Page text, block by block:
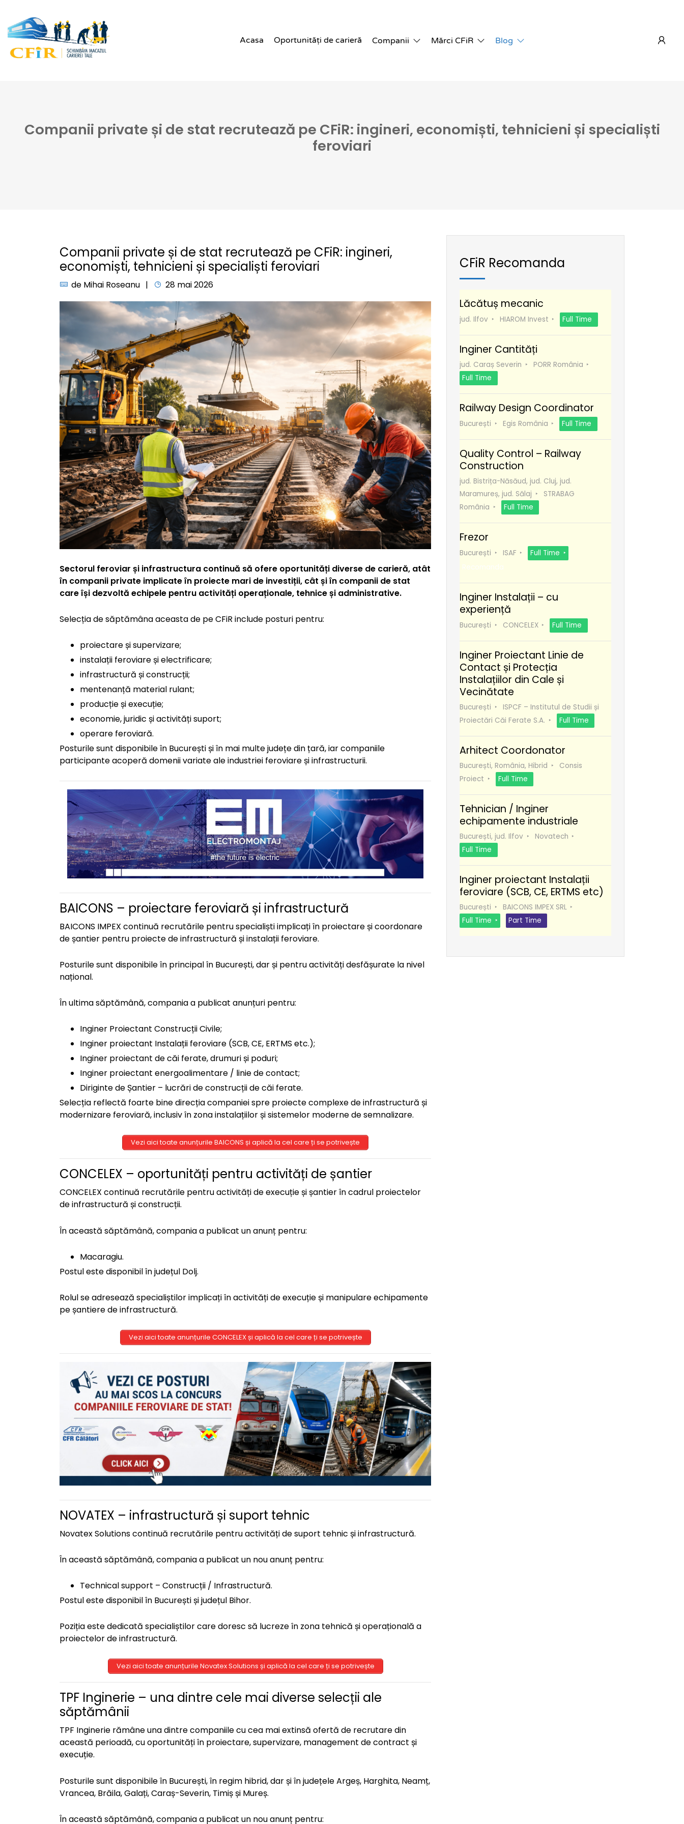
Acasa Oportunități de carieră Companii Mărci CFiR Blog
Companii private și de stat recrutează pe CFiR: ingineri, economiști, tehnicieni și specialiști
feroviari
Companii private și de stat recrutează pe CFiR: ingineri,
economiști, tehnicieni și specialiști feroviari
de Mihai Roseanu 28 mai 2026
Sectorul feroviar și infrastructura continuă să ofere oportunități diverse de carieră, atât
în companii private implicate în proiecte mari de investiții, cât și în companii de stat
care își dezvoltă echipele pentru activități operaționale, tehnice și administrative.
Selecția de săptămâna aceasta de pe CFiR include posturi pentru:
proiectare și supervizare;
instalații feroviare și electrificare;
infrastructură și construcții;
mentenanță material rulant;
producție și execuție;
economie, juridic și activități suport;
operare feroviară.
Posturile sunt disponibile în București și în mai multe județe din țară, iar companiile
participante acoperă domenii variate ale industriei feroviare și infrastructurii.
BAICONS – proiectare feroviară și infrastructură
BAICONS IMPEX continuă recrutările pentru specialiști implicați în proiectare și coordonare
de șantier pentru proiecte de infrastructură și instalații feroviare.
Posturile sunt disponibile în principal în București, dar și pentru activități desfășurate la nivel
național.
În ultima săptămână, compania a publicat anunțuri pentru:
Inginer Proiectant Construcții Civile;
Inginer proiectant Instalații feroviare (SCB, CE, ERTMS etc.);
Inginer proiectant de căi ferate, drumuri și poduri;
Inginer proiectant energoalimentare / linie de contact;
Diriginte de Șantier – lucrări de construcții de căi ferate.
Selecția reflectă foarte bine direcția companiei spre proiecte complexe de infrastructură și
modernizare feroviară, inclusiv în zona instalațiilor și sistemelor moderne de semnalizare.
Vezi aici toate anunțurile BAICONS și aplică la cel care ți se potrivește
CONCELEX – oportunități pentru activități de șantier
CONCELEX continuă recrutările pentru activități de execuție și șantier în cadrul proiectelor
de infrastructură și construcții.
În această săptămână, compania a publicat un anunț pentru:
Macaragiu.
Postul este disponibil în județul Dolj.
Rolul se adresează specialiștilor implicați în activități de execuție și manipulare echipamente
pe șantiere de infrastructură.
Vezi aici toate anunțurile CONCELEX și aplică la cel care ți se potrivește
NOVATEX – infrastructură și suport tehnic
Novatex Solutions continuă recrutările pentru activități de suport tehnic și infrastructură.
În această săptămână, compania a publicat un nou anunț pentru:
Technical support – Construcții / Infrastructură.
Postul este disponibil în București și județul Bihor.
Poziția este dedicată specialiștilor care doresc să lucreze în zona tehnică și operațională a
proiectelor de infrastructură.
Vezi aici toate anunțurile Novatex Solutions și aplică la cel care ți se potrivește
TPF Inginerie – una dintre cele mai diverse selecții ale
săptămânii
TPF Inginerie rămâne una dintre companiile cu cea mai extinsă ofertă de recrutare din
această perioadă, cu oportunități în proiectare, supervizare, management de contract și
execuție.
Posturile sunt disponibile în București, în regim hibrid, dar și în județele Argeș, Harghita, Neamț,
Vrancea, Brăila, Galați, Caraș-Severin, Timiș și Mureș.
În această săptămână, compania a publicat un nou anunț pentru:
CFiR Recomanda
Lăcătuș mecanic
jud. Ilfov HIAROM Invest Full Time
Inginer Cantități
jud. Caraș Severin
PORR România
Full Time
Railway Design Coordinator
București Egis România Full Time
Quality Control – Railway
Construction
jud. Bistrița-Năsăud, jud. Cluj, jud.
Maramureș, jud. Sălaj
STRABAG
România
Full Time
Frezor
București ISAF
Full Time
Recomanda
Inginer Instalații – cu
experiență
București CONCELEX Full Time
Inginer Proiectant Linie de
Contact și Protecția
Instalațiilor din Cale și
Vecinătate
București
ISPCF – Institutul de Studii și
Proiectări Căi Ferate S.A.
Full Time
Arhitect Coordonator
București, România, Hibrid
Consis
Proiect
Full Time
Tehnician / Inginer
echipamente industriale
București, jud. Ilfov
Novatech
Full Time
Inginer proiectant Instalații
feroviare (SCB, CE, ERTMS etc)
București
BAICONS IMPEX SRL
Full Time
Part Time